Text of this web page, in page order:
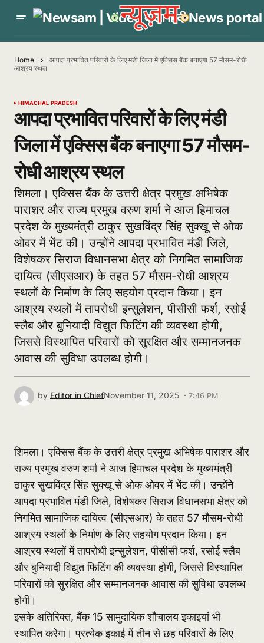
Home
आपदा प्रभावित परिवारों के लिए मंडी जिला में एक्सिस बैंक बनाएगा 57 मौसम-रोधी
आश्रय स्थल
HIMACHAL PRADESH
आपदा प्रभावित परिवारों के लिए मंडी
जिला में एक्सिस बैंक बनाएगा 57 मौसम-
रोधी आश्रय स्थल
शिमला। एक्सिस बैंक के उत्तरी क्षेत्र प्रमुख अभिषेक
पाराशर और राज्य प्रमुख वरुण शर्मा ने आज हिमाचल
प्रदेश के मुख्यमंत्री ठाकुर सुखविंद्र सिंह सुक्खू से ओक
ओवर में भेंट की। उन्होंने आपदा प्रभावित मंडी जिले,
विशेषकर सिराज विधानसभा क्षेत्र को निगमित सामाजिक
दायित्व (सीएसआर) के तहत 57 मौसम-रोधी आश्रय
स्थलों के निर्माण के लिए सहयोग प्रदान किया। इन
आश्रय स्थलों में तापरोधी इन्सुलेशन, पीसीसी फर्श, रसोई
स्लैब और बुनियादी विद्युत फिटिंग की व्यवस्था होगी,
जिससे विस्थापित परिवारों को सुरक्षित और सम्मानजनक
आवास की सुविधा उपलब्ध होगी।
by Editor in ChiefNovember 11, 2025 · 7:46 PM
शिमला। एक्सिस बैंक के उत्तरी क्षेत्र प्रमुख अभिषेक पाराशर और
राज्य प्रमुख वरुण शर्मा ने आज हिमाचल प्रदेश के मुख्यमंत्री
ठाकुर सुखविंद्र सिंह सुक्खू से ओक ओवर में भेंट की। उन्होंने
आपदा प्रभावित मंडी जिले, विशेषकर सिराज विधानसभा क्षेत्र को
निगमित सामाजिक दायित्व (सीएसआर) के तहत 57 मौसम-रोधी
आश्रय स्थलों के निर्माण के लिए सहयोग प्रदान किया। इन
आश्रय स्थलों में तापरोधी इन्सुलेशन, पीसीसी फर्श, रसोई स्लैब
और बुनियादी विद्युत फिटिंग की व्यवस्था होगी, जिससे विस्थापित
परिवारों को सुरक्षित और सम्मानजनक आवास की सुविधा उपलब्ध
होगी।
इसके अतिरिक्त, बैंक 15 सामुदायिक शौचालय इकाइयां भी
स्थापित करेगा। प्रत्येक इकाई में तीन से छह परिवारों के लिए